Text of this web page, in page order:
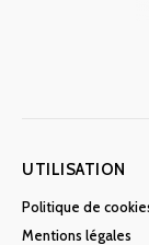
UTILISATION
Politique de
Mentions légales